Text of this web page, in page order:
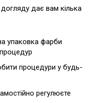
дає вам кілька
упаковка фарби
процедури у будь-
регулюєте